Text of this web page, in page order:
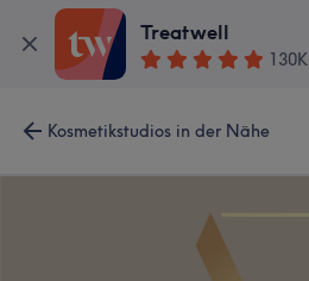
Treatwell
130K
Kosmetikstudios in der Nähe